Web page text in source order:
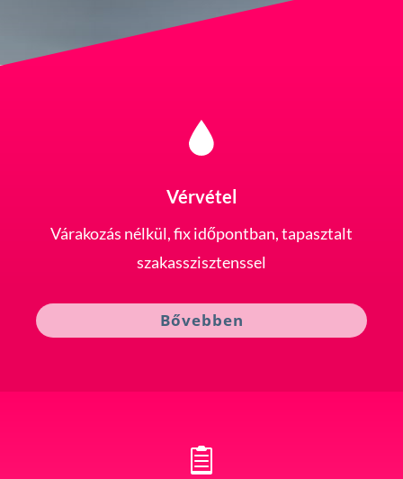
Vérvétel
Várakozás nélkül, fix időpontban, tapasztalt
szakasszisztenssel
Bővebben
